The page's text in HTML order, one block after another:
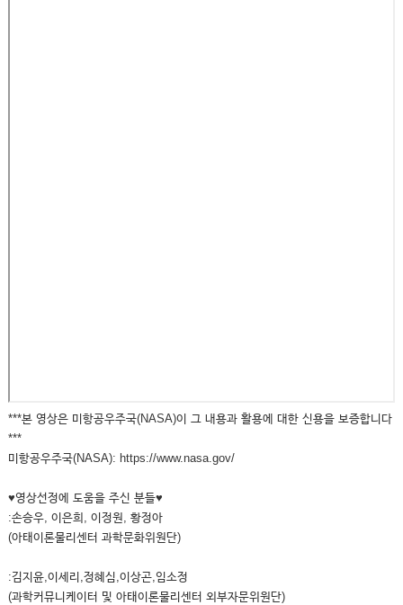
***본 영상은 미항공우주국(NASA)이 그 내용과 활용에 대한 신용을 보증합니다
***
미항공우주국(NASA): https://www.nasa.gov/
♥영상선정에 도움을 주신 분들♥
:손승우, 이은희, 이정원, 황정아
(아태이론물리센터 과학문화위원단)
:김지윤,이세리,정혜심,이상곤,임소정
(과학커뮤니케이터 및 아태이론물리센터 외부자문위원단)